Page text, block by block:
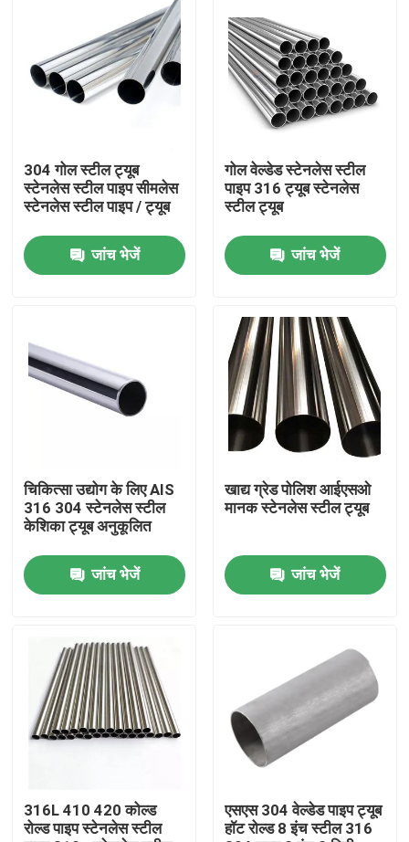
उत्पादों
कारखाना भ्रमण
समाचार
एक उद्धरण की विनती करे
स्टेनलेस स्टील प्लेट शीट
304 गोल स्टील ट्यूब
स्टेनलेस स्टील पाइप सीमलेस
स्टेनलेस स्टील पाइप / ट्यूब
जांच भेजें
गोल वेल्डेड स्टेनलेस स्टील
पाइप 316 ट्यूब स्टेनलेस
स्टील ट्यूब
जांच भेजें
चिकित्सा उद्योग के लिए AIS
316 304 स्टेनलेस स्टील
केशिका ट्यूब अनुकूलित
जांच भेजें
खाद्य ग्रेड पोलिश आईएसओ
मानक स्टेनलेस स्टील ट्यूब
जांच भेजें
316L 410 420 कोल्ड
रोल्ड पाइप स्टेनलेस स्टील
एसएस 304 वेल्डेड पाइप ट्यूब
हॉट रोल्ड 8 इंच स्टील 316